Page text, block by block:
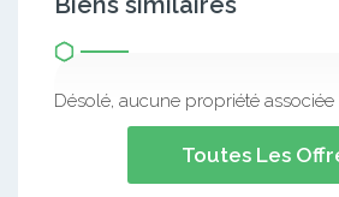
Désolé, aucune propriété associée
Toutes Les